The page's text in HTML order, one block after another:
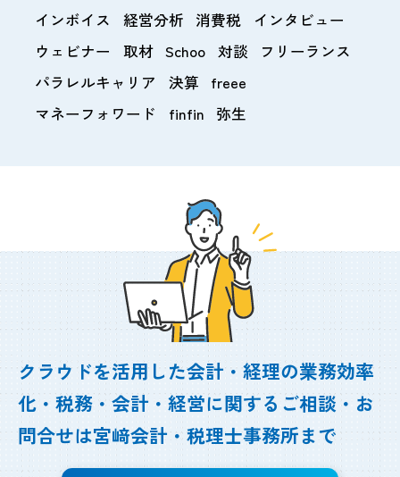
インボイス
経営分析 消費税
インタビュー
ウェビナー
取材 Schoo 対談
フリーランス
パラレルキャリア
決算
freee
マネーフォワード
finfin 弥生
クラウドを活用した会計・経理の業務効率
化・税務・会計・経営に関するご相談・お
問合せは宮﨑会計・税理士事務所まで